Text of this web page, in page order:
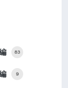
83
9